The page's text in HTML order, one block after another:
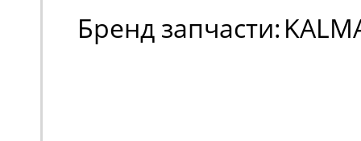
Бренд запчасти: